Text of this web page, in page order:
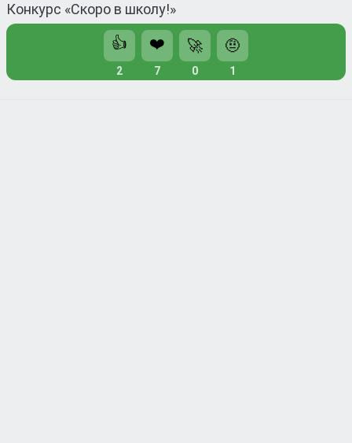
Конкурс «Скоро в школу!»
👍
2
❤️
7
🚀
0
🤨
1